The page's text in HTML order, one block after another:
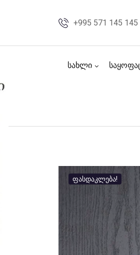
+995 571 145 145
სახლი
ფასდაკლება!